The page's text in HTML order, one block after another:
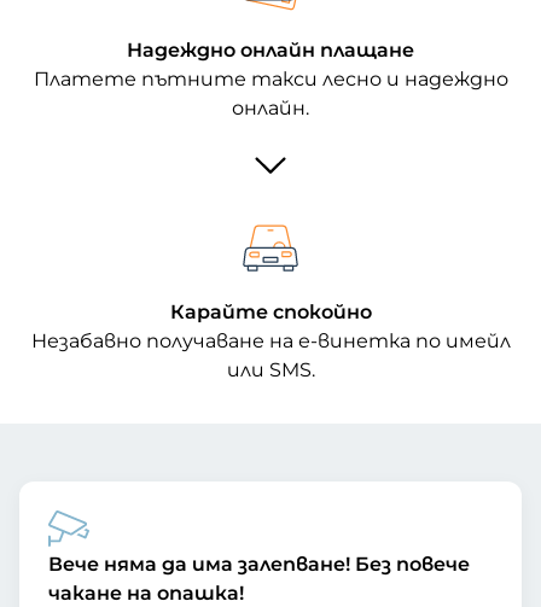
Надеждно онлайн плащане
Платете пътните такси лесно и надеждно
онлайн.
Карайте спокойно
Незабавно получаване на е-винетка по имейл
или SMS.
Вече няма да има залепване! Без повече
чакане на опашка!